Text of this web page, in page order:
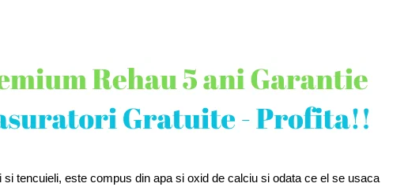
tencuieli, este compus din apa si oxid de calciu si odata ce el se usaca